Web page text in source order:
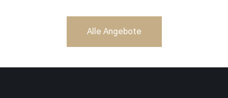
Alle Angebote